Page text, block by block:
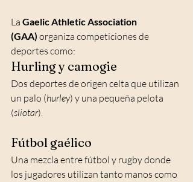
La Gaelic Athletic Association
(GAA) organiza competiciones de
deportes como:
Hurling y camogie
Dos deportes de origen celta que utilizan
un palo (hurley) y una pequeña pelota
(sliotar).
Fútbol gaélico
Una mezcla entre fútbol y rugby donde
los jugadores utilizan tanto manos como